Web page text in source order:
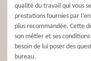
qualité du travail qui vous
prestations fournies par
plus recommandée. Cette
son métier et ses
besoin de lui poser des
bureau.